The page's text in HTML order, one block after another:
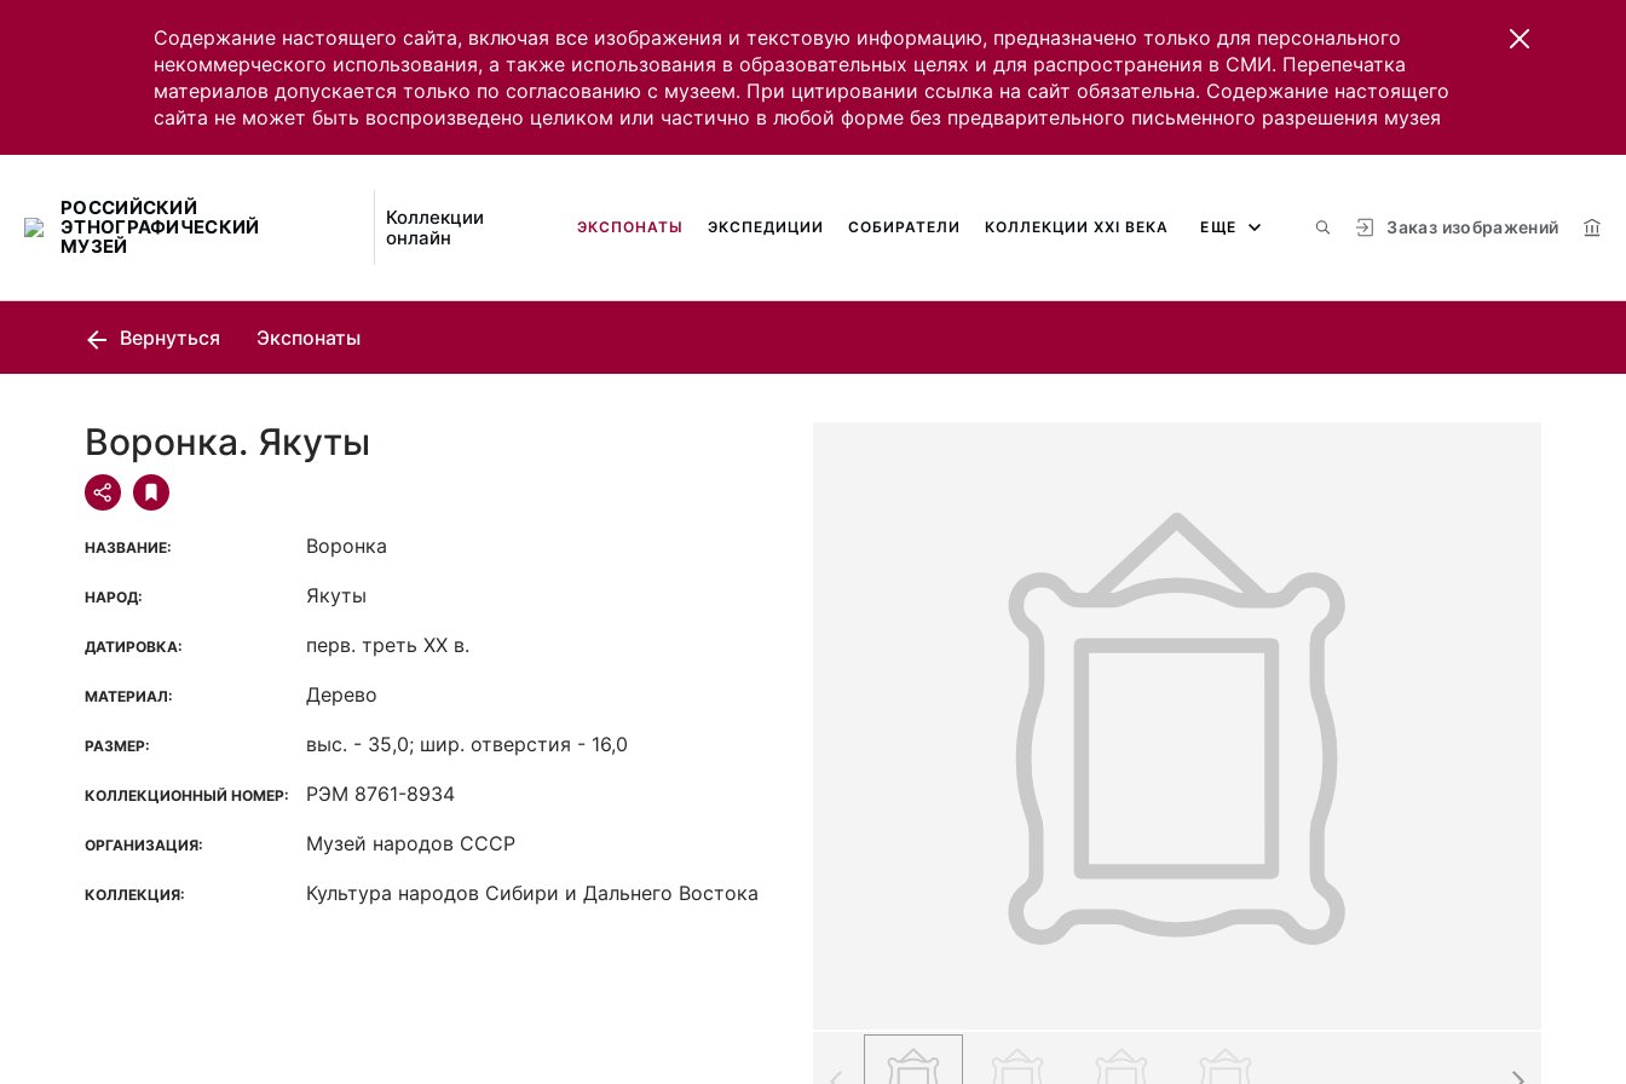
Содержание настоящего сайта, включая все изображения и текстовую информацию, предназначено только для персонального
некоммерческого использования, а также использования в образовательных целях и для распространения в СМИ. Перепечатка
материалов допускается только по согласованию с музеем. При цитировании ссылка на сайт обязательна. Содержание настоящего
сайта не может быть воспроизведено целиком или частично в любой форме без предварительного письменного разрешения музея
РОССИЙСКИЙ
ЭТНОГРАФИЧЕСКИЙ
МУЗЕЙ
Коллекции
онлайн
Заказ изображений
ЭКСПОНАТЫ ЭКСПЕДИЦИИ СОБИРАТЕЛИ КОЛЛЕКЦИИ XXI ВЕКА ЕЩЕ
Вернуться Экспонаты
Воронка. Якуты
НАЗВАНИЕ: Воронка
НАРОД: Якуты
ДАТИРОВКА: перв. треть XX в.
МАТЕРИАЛ: Дерево
РАЗМЕР: выс. - 35,0; шир. отверстия - 16,0
КОЛЛЕКЦИОННЫЙ НОМЕР: РЭМ 8761-8934
ОРГАНИЗАЦИЯ: Музей народов СССР
КОЛЛЕКЦИЯ: Культура народов Сибири и Дальнего Востока